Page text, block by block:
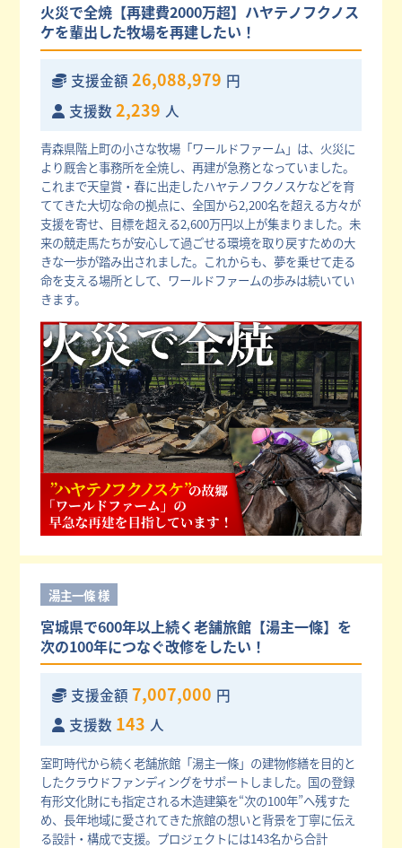
火災で全焼【再建費2000万超】ハヤテノフクノス
ケを輩出した牧場を再建したい！
支援金額 26,088,979 円
支援数 2,239 人
青森県階上町の小さな牧場「ワールドファーム」は、火災に
より厩舎と事務所を全焼し、再建が急務となっていました。
これまで天皇賞・春に出走したハヤテノフクノスケなどを育
ててきた大切な命の拠点に、全国から2,200名を超える方々が
支援を寄せ、目標を超える2,600万円以上が集まりました。未
来の競走馬たちが安心して過ごせる環境を取り戻すための大
きな一歩が踏み出されました。これからも、夢を乗せて走る
命を支える場所として、ワールドファームの歩みは続いてい
きます。
湯主一條 様
宮城県で600年以上続く老舗旅館【湯主一條】を
次の100年につなぐ改修をしたい！
支援金額 7,007,000 円
支援数 143 人
室町時代から続く老舗旅館「湯主一條」の建物修繕を目的と
したクラウドファンディングをサポートしました。国の登録
有形文化財にも指定される木造建築を“次の100年”へ残すた
め、長年地域に愛されてきた旅館の想いと背景を丁寧に伝え
る設計・構成で支援。プロジェクトには143名から合計